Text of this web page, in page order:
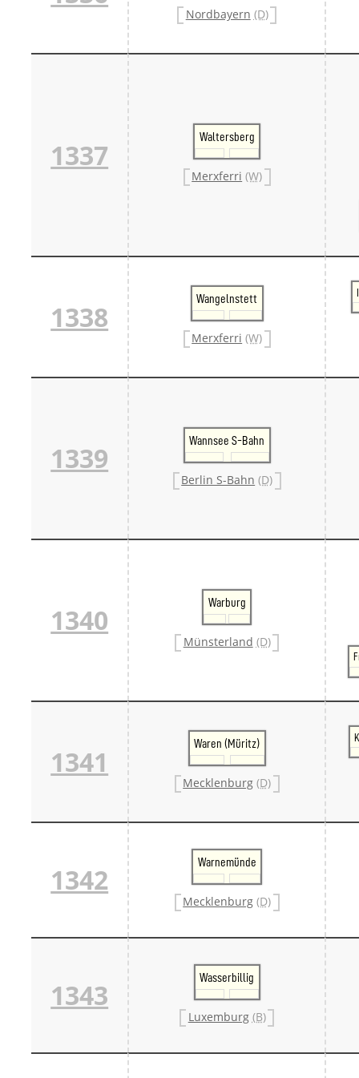
Nordbayern (D)
1337
Waltersberg
Merxferri (W)
1338
Wangelnstett
Merxferri (W)
1339
Wannsee S-Bahn
Berlin S-Bahn (D)
1340
Warburg
Münsterland (D)
1341
Waren (Müritz)
Mecklenburg (D)
1342
Warnemünde
Mecklenburg (D)
1343
Wasserbillig
Luxemburg (B)